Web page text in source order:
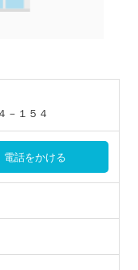
－１５４
電話をかける